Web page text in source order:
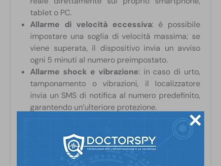
tablet o PC.
Allarme di velocità eccessiva: è possibile
impostare una soglia di velocità massima; se
viene superata, il dispositivo invia un avviso
ogni 5 minuti al numero preimpostato.
Allarme shock e vibrazione: in caso di urto,
tamponamento o vibrazioni, il localizzatore
invia un SMS di notifica al numero predefinito,
garantendo un’ulteriore protezione.
Geofencing e avviso di movimento: è
possibile definire una determinata area
geografica; se il localizzatore entra o esce da
quest’area, si riceve un avviso immediato.